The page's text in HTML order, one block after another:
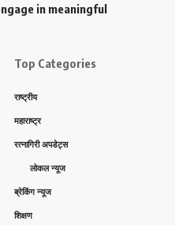
in meaningful
Top Categories
राष्ट्रीय
महाराष्ट्र
रत्नागिरी अपडेट्स
लोकल न्यूज
ब्रेकिंग न्यूज
शिक्षण